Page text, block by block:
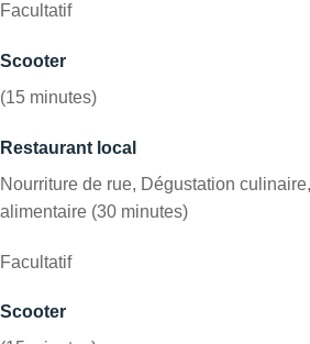
Facultatif
Scooter
(15 minutes)
Restaurant local
Nourriture de rue, Dégustation
alimentaire (30 minutes)
Facultatif
Scooter